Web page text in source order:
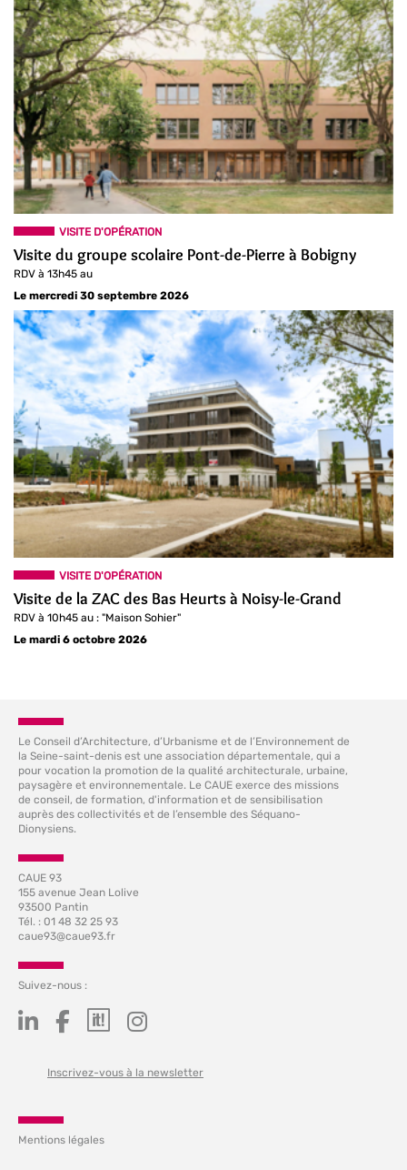
VISITE D'OPÉRATION
Visite du groupe scolaire Pont-de-Pierre à Bobigny
RDV à 13h45 au
Le mercredi 30 septembre 2026
VISITE D'OPÉRATION
Visite de la ZAC des Bas Heurts à Noisy-le-Grand
RDV à 10h45 au : "Maison Sohier"
Le mardi 6 octobre 2026
Le Conseil d’Architecture, d’Urbanisme et de l’Environnement de
la Seine-saint-denis est une association départementale, qui a
pour vocation la promotion de la qualité architecturale, urbaine,
paysagère et environnementale. Le CAUE exerce des missions
de conseil, de formation, d'information et de sensibilisation
auprès des collectivités et de l’ensemble des Séquano-
Dionysiens.
CAUE 93
155 avenue Jean Lolive
93500 Pantin
Tél. : 01 48 32 25 93
caue93@caue93.fr
Suivez-nous :
Inscrivez-vous à la newsletter
Mentions légales